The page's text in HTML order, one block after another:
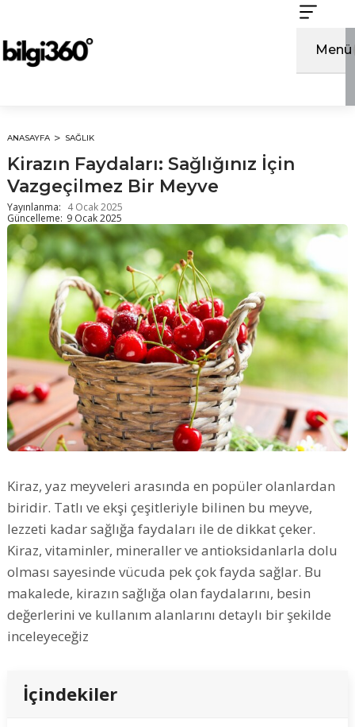
Menü
ANASAYFA SAĞLIK
Kirazın Faydaları: Sağlığınız İçin
Vazgeçilmez Bir Meyve
Yayınlanma: 4 Ocak 2025
Güncelleme: 9 Ocak 2025
Kiraz, yaz meyveleri arasında en popüler olanlardan
biridir. Tatlı ve ekşi çeşitleriyle bilinen bu meyve,
lezzeti kadar sağlığa faydaları ile de dikkat çeker.
Kiraz, vitaminler, mineraller ve antioksidanlarla dolu
olması sayesinde vücuda pek çok fayda sağlar. Bu
makalede, kirazın sağlığa olan faydalarını, besin
değerlerini ve kullanım alanlarını detaylı bir şekilde
inceleyeceğiz
İçindekiler